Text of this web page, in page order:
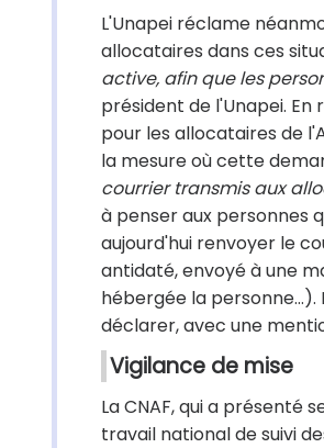
L'Unapei réclame
allocataires dans ces
active, afin que les
président de l'Unapei. En
pour les allocataires de
la mesure où cette
courrier transmis aux
à penser aux personnes
aujourd'hui renvoyer le
antidaté, envoyé à une
hébergée la personne…).
déclarer, avec une
Vigilance de mise
La CNAF, qui a présenté
travail national de suivi